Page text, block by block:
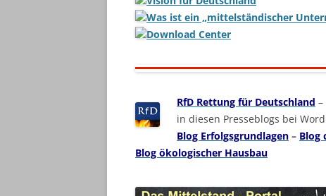
Was ist ein „mittelständischer
Download Center
RfD Rettung für Deutschland –
in diesen Presseblogs bei
Blog Erfolgsgrundlagen – Blog
Blog ökologischer Hausbau